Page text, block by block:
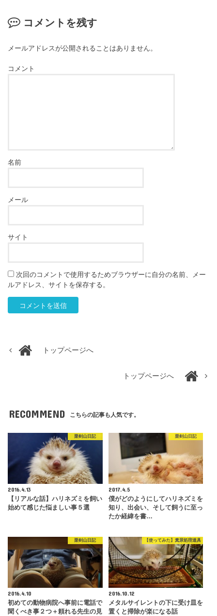
コメントを残す
メールアドレスが公開されることはありません。
コメント
名前
メール
サイト
次回のコメントで使用するためブラウザーに自分の名前、メー
ルアドレス、サイトを保存する。
トップページへ
トップページへ
RECOMMEND こちらの記事も人気です。
栗剣山日記
2016.4.13
【リアルな話】ハリネズミを飼い
始めて感じた悩ましい事５選
栗剣山日記
2017.4.5
僕がどのようにしてハリネズミを
知り、出会い、そして飼うに至っ
たか経緯を書…
栗剣山日記
2016.4.10
初めての動物病院へ事前に電話で
聞くべき事２つ＋頼れる先生の見
【使ってみた】糞尿処理道具
2016.10.12
メタルサイレントの下に受け皿を
置くと掃除が楽になる話